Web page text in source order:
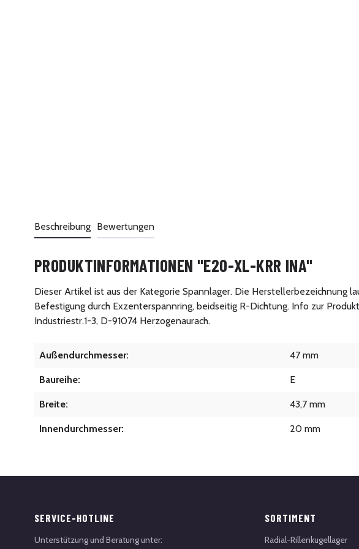
Beschreibung Bewertungen
PRODUKTINFORMATIONEN "E20-XL-KRR INA"
Dieser Artikel ist aus der Kategorie Spannlager. Die Herstellerbezeichnung
Befestigung durch Exzenterspannring, beidseitig R-Dichtung. Info zur
Industriestr.1-3, D-91074 Herzogenaurach.
Außendurchmesser: 47 mm
Baureihe: E
Breite: 43,7 mm
Innendurchmesser: 20 mm
SERVICE-HOTLINE
Unterstützung und Beratung unter:
SORTIMENT
Radial-Rillenkugellager